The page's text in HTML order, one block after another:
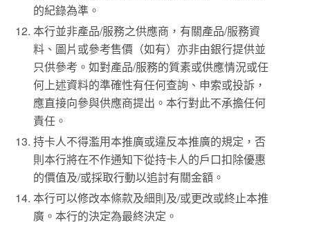
的紀錄為準。
本行並非產品/服務之供應商，有關產品/服務資
料、圖片或參考售價（如有）亦非由銀行提供並
只供參考。如對產品/服務的質素或供應情況或任
何上述資料的準確性有任何查詢、申索或投訴，
應直接向參與供應商提出。本行對此不承擔任何
責任。
持卡人不得濫用本推廣或違反本推廣的規定，否
則本行將在不作通知下從持卡人的戶口扣除優惠
的價值及/或採取行動以追討有關金額。
本行可以修改本條款及細則及/或更改或終止本推
廣。本行的決定為最終決定。